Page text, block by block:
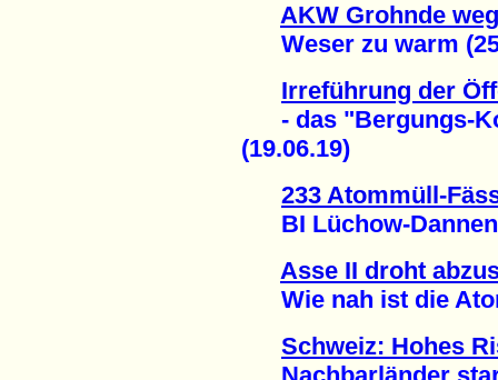
AKW Grohnde
Weser zu warm
Irreführung der
- das "Bergungs-
(19.06.19)
233 Atommüll-
BI Lüchow-
Asse II droht
Wie nah ist die
Schweiz: Hohes